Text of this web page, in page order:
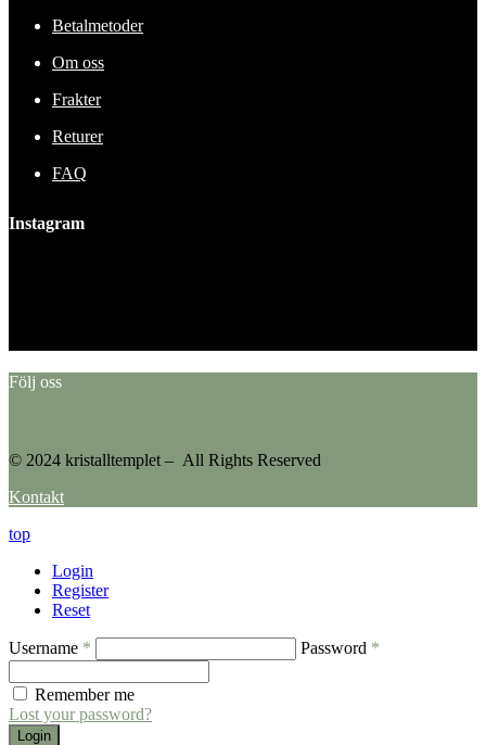
Betalmetoder
Om oss
Frakter
Returer
FAQ
Instagram
Följ oss
© 2024 kristalltemplet – All Rights Reserved
Kontakt
top
Login
Register
Reset
Username * Password *
Remember me
Lost your password?
Login